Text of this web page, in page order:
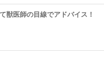
獣医師の目線でアドバイス！